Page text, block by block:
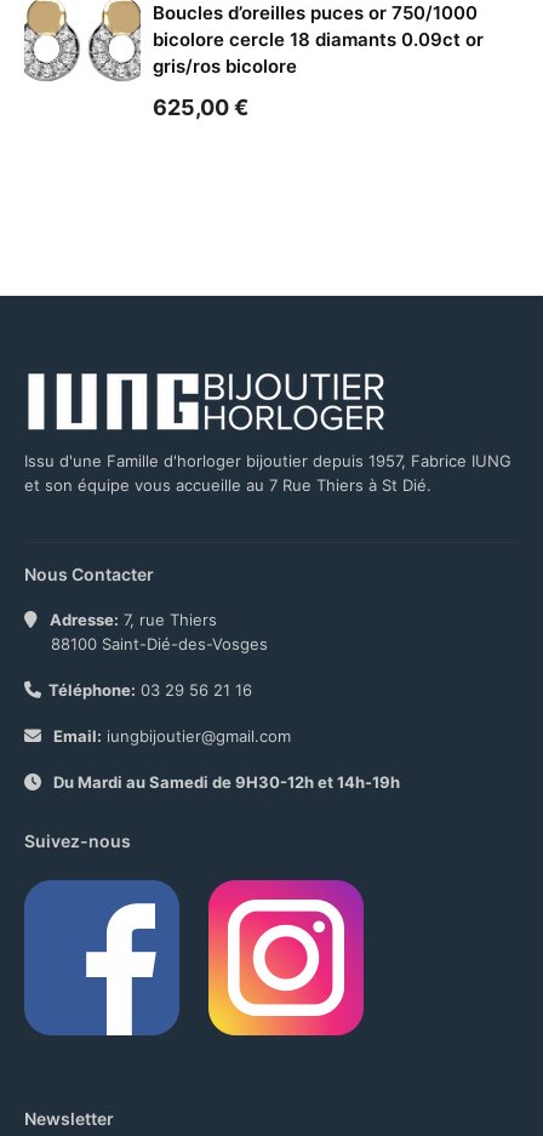
Boucles d’oreilles puces or 750/1000
bicolore cercle 18 diamants 0.09ct or
gris/ros bicolore
625,00€
Issu d'une Famille d'horloger bijoutier depuis 1957, Fabrice IUNG
et son équipe vous accueille au 7 Rue Thiers à St Dié.
Nous Contacter
Adresse: 7, rue Thiers
88100 Saint-Dié-des-Vosges
Téléphone: 03 29 56 21 16
Email: iungbijoutier@gmail.com
Du Mardi au Samedi de 9H30-12h et 14h-19h
Suivez-nous
Newsletter